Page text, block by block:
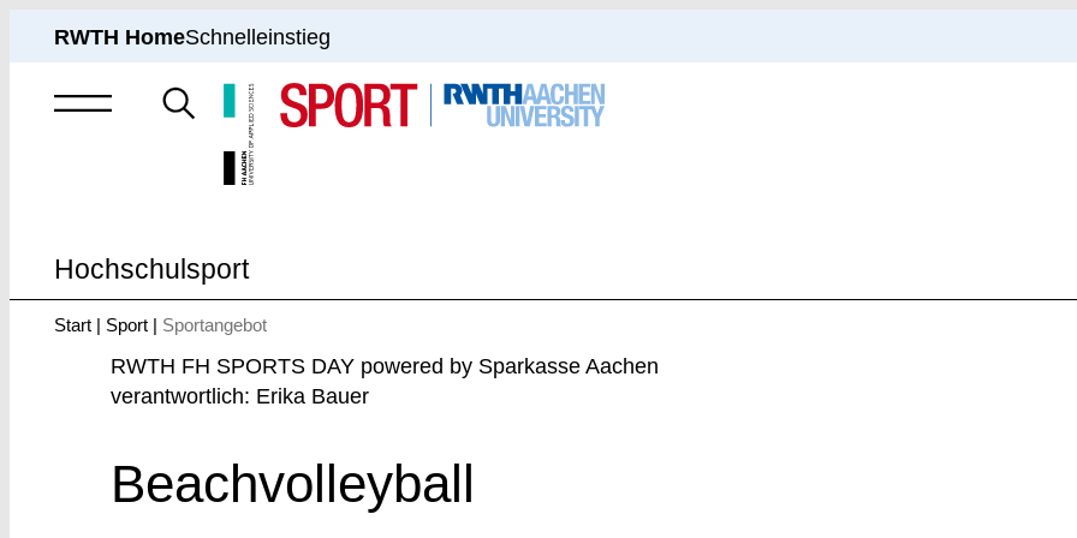
RWTH HomeSchnelleinstieg
Suche
nach
Hochschulsport
hier:
Start Sport Sportangebot
RWTH FH SPORTS DAY powered by Sparkasse Aachen
verantwortlich: Erika Bauer
Beachvolleyball